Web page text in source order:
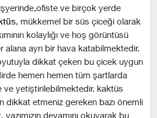
ve birçok yerde
, mükkemel bir süs çiceği olarak
kolaylığı ve hoş görüntüsü
alana ayrı bir hava katabilmektedir.
dikkat çeken bu çicek uygun
hemen hemen tüm şartlarda
ve yetiştirilebilmektedir. kaktüs
dikkat etmeniz gereken bazı önemli
devamını okuyarak bu